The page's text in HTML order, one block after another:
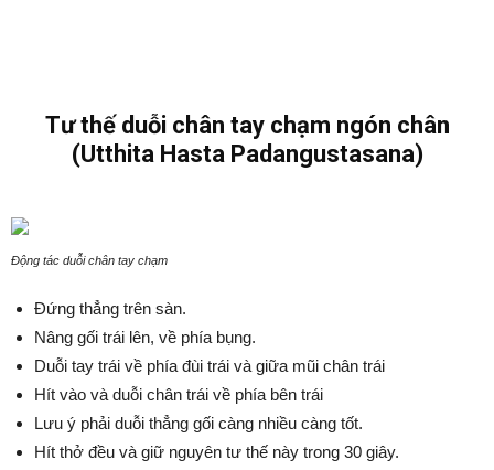
Tư thế duỗi chân tay chạm ngón chân
(Utthita Hasta Padangustasana)
Động tác duỗi chân tay chạm
Đứng thẳng trên sàn.
Nâng gối trái lên, về phía bụng.
Duỗi tay trái về phía đùi trái và giữa mũi chân trái
Hít vào và duỗi chân trái về phía bên trái
Lưu ý phải duỗi thẳng gối càng nhiều càng tốt.
Hít thở đều và giữ nguyên tư thế này trong 30 giây.